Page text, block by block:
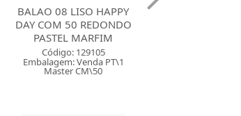
BALAO 8 LISO HAPPY DAY
COM 50 REDONDO
PASTEL ROSA BEBE
Código: 129106
Embalagem: Venda PT\1
Master CM\50